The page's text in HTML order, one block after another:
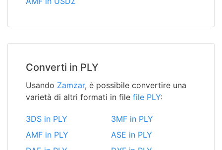
Converti in PLY
Usando Zamzar, è possibile convertire una
varietà di altri formati in file file PLY:
3DS in PLY
3MF in PLY
AMF in PLY
ASE in PLY